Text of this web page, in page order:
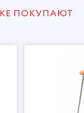
ПОКУПАЮТ